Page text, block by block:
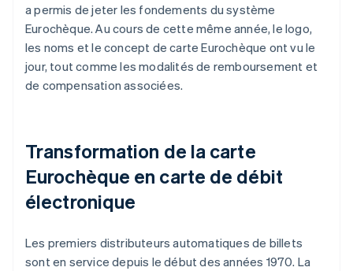
a permis de jeter les fondements du système
Eurochèque. Au cours de cette même année, le logo,
les noms et le concept de carte Eurochèque ont vu le
jour, tout comme les modalités de remboursement et
de compensation associées.
Transformation de la carte
Eurochèque en carte de débit
électronique
Les premiers distributeurs automatiques de billets
sont en service depuis le début des années 1970. La